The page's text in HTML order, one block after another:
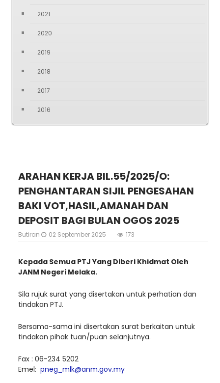
2021
2020
2019
2018
2017
2016
ARAHAN KERJA BIL.55/2025/O:
PENGHANTARAN SIJIL PENGESAHAN
BAKI VOT,HASIL,AMANAH DAN
DEPOSIT BAGI BULAN OGOS 2025
Butiran 02 September 2025 173
Kepada Semua PTJ Yang Diberi Khidmat Oleh
JANM Negeri Melaka.
Sila rujuk surat yang disertakan untuk perhatian dan
tindakan PTJ.
Bersama-sama ini disertakan surat berkaitan untuk
tindakan pihak tuan/puan selanjutnya.
Fax : 06-234 5202
Emel: pneg_mlk@anm.gov.my